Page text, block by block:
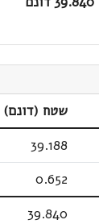
שטח (דונם)
39.188
0.652
39.840